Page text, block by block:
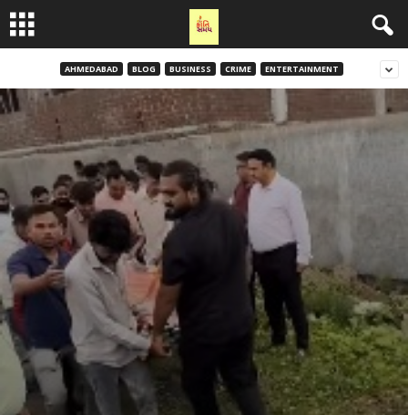
AHMEDABAD BLOG BUSINESS CRIME ENTERTAINMENT